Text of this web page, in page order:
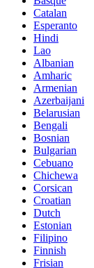
Catalan
Esperanto
Hindi
Lao
Albanian
Amharic
Armenian
Azerbaijani
Belarusian
Bengali
Bosnian
Bulgarian
Cebuano
Chichewa
Corsican
Croatian
Dutch
Estonian
Filipino
Finnish
Frisian